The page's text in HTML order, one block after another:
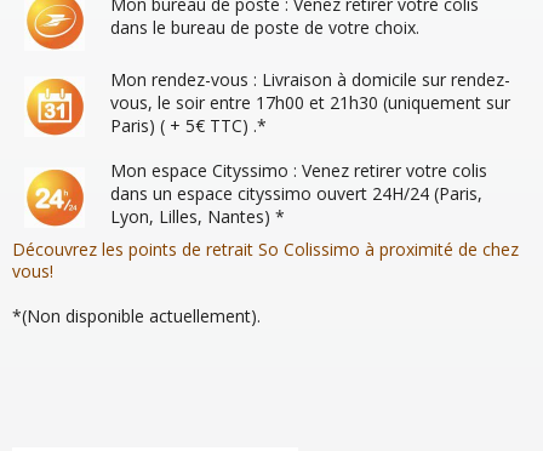
dans le bureau de poste de votre choix.
Mon rendez-vous : Livraison à domicile sur rendez-
vous, le soir entre 17h00 et 21h30 (uniquement sur
Paris) ( + 5€ TTC) .*
Mon espace Cityssimo : Venez retirer votre colis
dans un espace cityssimo ouvert 24H/24 (Paris,
Lyon, Lilles, Nantes) *
Découvrez les points de retrait So Colissimo à proximité de chez
vous!
*(Non disponible actuellement).